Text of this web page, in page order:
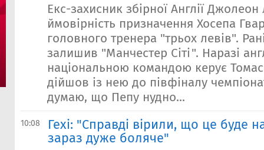
Екс-захисник збірної Англії
ймовірність призначення Хосепа
головного тренера "трьох левів".
залишив "Манчестер Сіті". Наразі
національною командою керує
дійшов із нею до півфіналу
думаю, що Пепу нудно...
10:08
Гехі: "Справді вірили, що це буде
зараз дуже боляче"